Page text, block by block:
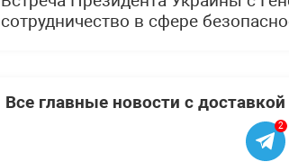
сотрудничество в сфере
Все главные новости с
2